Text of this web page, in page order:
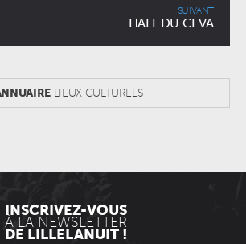
SUIVANT
HALL DU CEVA
LIEUX CULTURELS
INSCRIVEZ-VOUS
À LA NEWSLETTER
DE LILLELANUIT !